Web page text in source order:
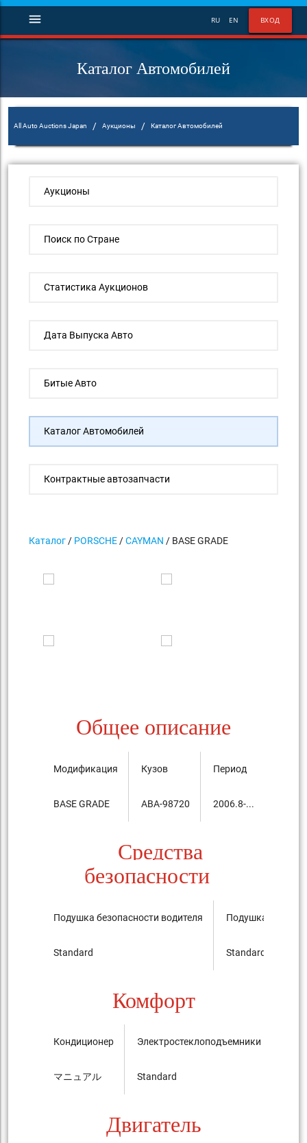
ВХОД
RU EN
menu
Каталог Автомобилей
All Auto Auctions Japan / Аукционы / Каталог Автомобилей
Аукционы
Поиск по Стране
Статистика Аукционов
Дата Выпуска Авто
Битые Авто
Каталог Автомобилей
Контрактные автозапчасти
Каталог / PORSCHE /CAYMAN / BASE GRADE
Общее описание
Модификация
BASE GRADE
Кузов
ABA-98720
Период
2006.8-...
Средства
безопасности
Подушка безопасности водителя
Standard
Подушка
Standard
Комфорт
Кондиционер
マニュアル
Электростеклоподъемники
Standard
Двигатель